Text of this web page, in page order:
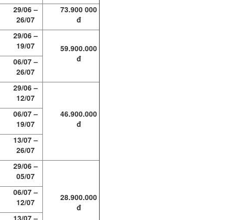
29/06 –
26/07
73.900 000
đ
29/06 –
19/07
59.900.000
đ
06/07 –
26/07
29/06 –
12/07
46.900.000
đ
06/07 –
19/07
13/07 –
26/07
29/06 –
05/07
28.900.000
đ
06/07 –
12/07
13/07 –